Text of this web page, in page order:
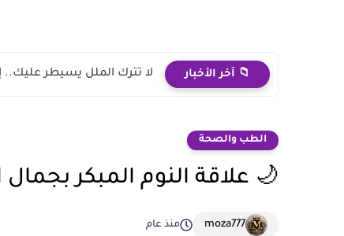
📁 آخر الأخبار أساليب للتغلب على الملل
الطب والصحة
🌙 علاقة النوم المبكر بجمال
moza777 منذ عام